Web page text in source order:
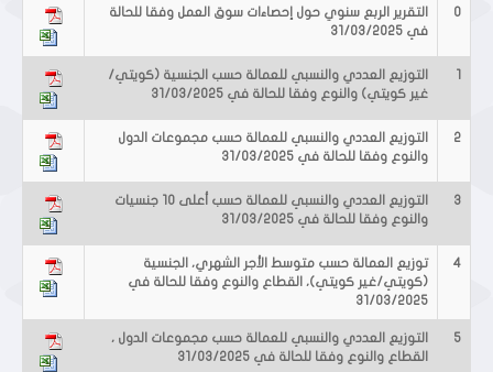
0
التقرير الربع سنوي حول إحصاءات سوق العمل وفقا للحالة
في 31/03/2025
1
التوزيع العددي والنسبي للعمالة حسب الجنسية (كويتي/
غير كويتي) والنوع وفقا للحالة في 31/03/2025
2
التوزيع العددي والنسبي للعمالة حسب مجموعات الدول
والنوع وفقا للحالة في 31/03/2025
3
التوزيع العددي والنسبي للعمالة حسب أعلى 10 جنسيات
والنوع وفقا للحالة في 31/03/2025
4
توزيع العمالة حسب متوسط الأجر الشهري، الجنسية
(كويتي/غير كويتي)، القطاع والنوع وفقا للحالة في
31/03/2025
5
التوزيع العددي والنسبي للعمالة حسب مجموعات الدول ،
القطاع والنوع وفقا للحالة في 31/03/2025